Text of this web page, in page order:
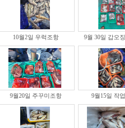
10월2일 우럭조항 9월 30일 갑오
9월20일 주꾸미조항 9월15일 작